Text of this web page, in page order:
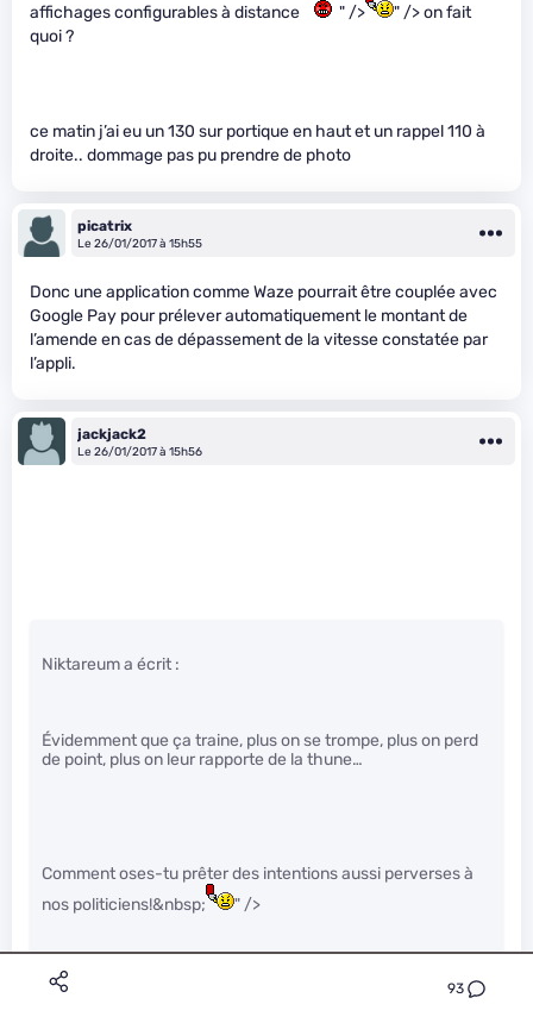
93
affichages configurables à distance " />
" /> on fait
quoi ?
ce matin j’ai eu un 130 sur portique en haut et un rappel 110 à
droite.. dommage pas pu prendre de photo
picatrix
Le 26/01/2017 à 15h55
Donc une application comme Waze pourrait être couplée avec
Google Pay pour prélever automatiquement le montant de
l’amende en cas de dépassement de la vitesse constatée par
l’appli.
jackjack2
Le 26/01/2017 à 15h56
Niktareum a écrit :
Évidemment que ça traine, plus on se trompe, plus on perd
de point, plus on leur rapporte de la thune…
Comment oses-tu prêter des intentions aussi perverses à
nos politiciens!&nbsp;
" />